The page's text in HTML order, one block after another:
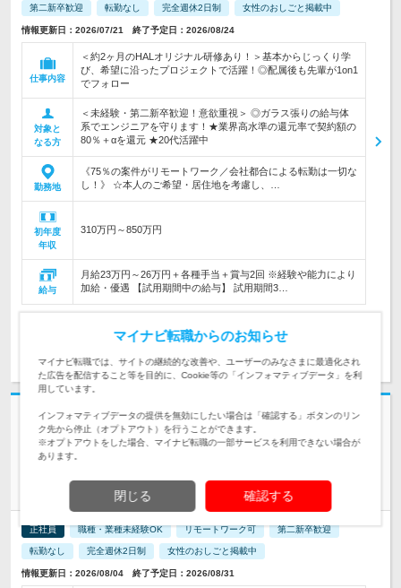
第二新卒歓迎 転勤なし 完全週休2日制 女性のおしごと掲載中
情報更新日：2026/07/21 終了予定日：2026/08/24
仕事内容
＜約2ヶ月のHALオリジナル研修あり！＞基本からじっくり学
び、希望に沿ったプロジェクトで活躍！◎配属後も先輩が1on1
でフォロー
対象と
なる方
＜未経験・第二新卒歓迎！意欲重視＞ ◎ガラス張りの給与体
系でエンジニアを守ります！★業界高水準の還元率で契約額の
80％＋αを還元 ★20代活躍中
勤務地
《75％の案件がリモートワーク／会社都合による転勤は一切な
し！》 ☆本人のご希望・居住地を考慮し、…
初年度
年収
310万円～850万円
給与
月給23万円～26万円＋各種手当＋賞与2回 ※経験や能力により
加給・優遇 【試用期間中の給与】 試用期間3…
志望動機・自己PR不要
株式会社スタッフサービス | ＜20代女性活躍中＞髪型自由★ネイルOK★
土日祝休み★残業なし
正社員 職種・業種未経験OK リモートワーク可 第二新卒歓迎
転勤なし 完全週休2日制 女性のおしごと掲載中
情報更新日：2026/08/04 終了予定日：2026/08/31
マイナビ転職からのお知らせ
マイナビ転職では、サイトの継続的な改善や、ユーザーのみなさまに最適化され
た広告を配信すること等を目的に、Cookie等の「インフォマティブデータ」を利
用しています。
インフォマティブデータの提供を無効にしたい場合は「確認する」ボタンのリン
ク先から停止（オプトアウト）を行うことができます。
※オプトアウトをした場合、マイナビ転職の一部サービスを利用できない場合が
あります。
閉じる 確認する